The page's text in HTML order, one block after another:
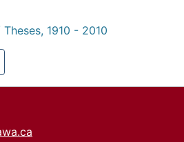
1910 - 2010